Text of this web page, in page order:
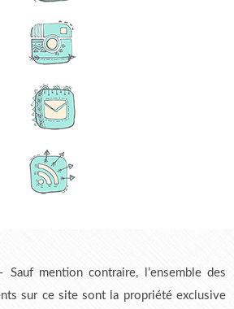
mention contraire, l’ensemble des
sur ce site sont la propriété exclusive